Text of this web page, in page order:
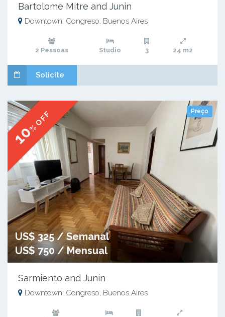
Bartolome Mitre and Junin
Downtown: Congreso, Buenos Aires
2 Pessoas Studio 3 24 m2
Solicite
Preço
10
% OFF
US$ 325 / Semanal
US$ 750 / Mensual
Sarmiento and Junin
Downtown: Congreso, Buenos Aires